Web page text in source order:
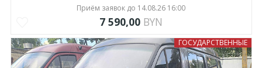
Приём заявок до 14.08.26 16:00
7 590,00 BYN
ГОСУДАРСТВЕННЫЕ